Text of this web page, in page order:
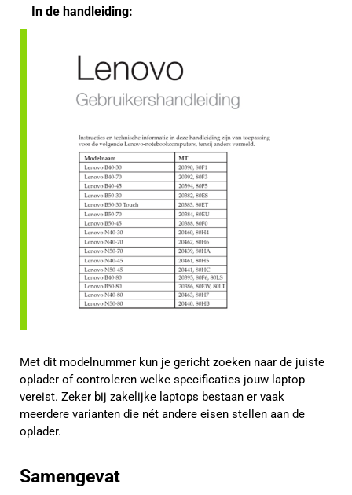
In de handleiding:
Met dit modelnummer kun je gericht zoeken naar de juiste
oplader of controleren welke specificaties jouw laptop
vereist. Zeker bij zakelijke laptops bestaan er vaak
meerdere varianten die nét andere eisen stellen aan de
oplader.
Samengevat